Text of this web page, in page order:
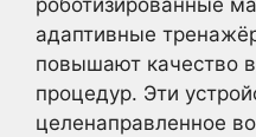
роботизированные
адаптивные
повышают качество
процедур. Эти
целенаправленное